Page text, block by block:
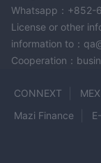
Whatsapp：+852-
License or other
information to：
Cooperation：
CONNEXT
Mazi Finance